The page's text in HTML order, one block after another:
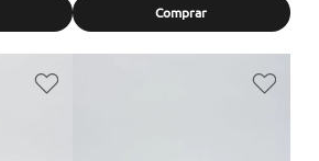
Comprar